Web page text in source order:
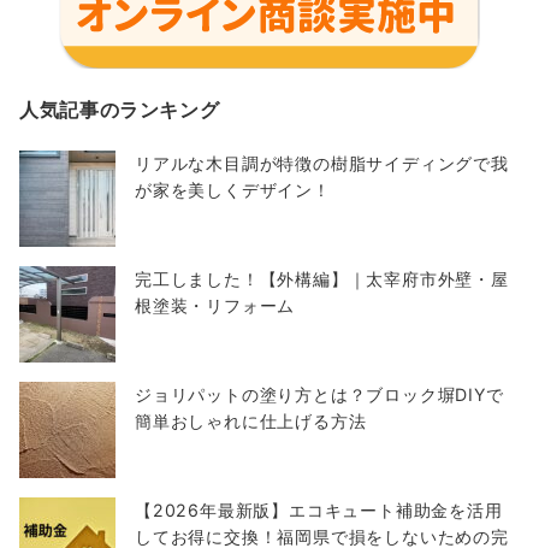
人気記事のランキング
リアルな木目調が特徴の樹脂サイディングで我
が家を美しくデザイン！
完工しました！【外構編】｜太宰府市外壁・屋
根塗装・リフォーム
ジョリパットの塗り方とは？ブロック塀DIYで
簡単おしゃれに仕上げる方法
【2026年最新版】エコキュート補助金を活用
してお得に交換！福岡県で損をしないための完